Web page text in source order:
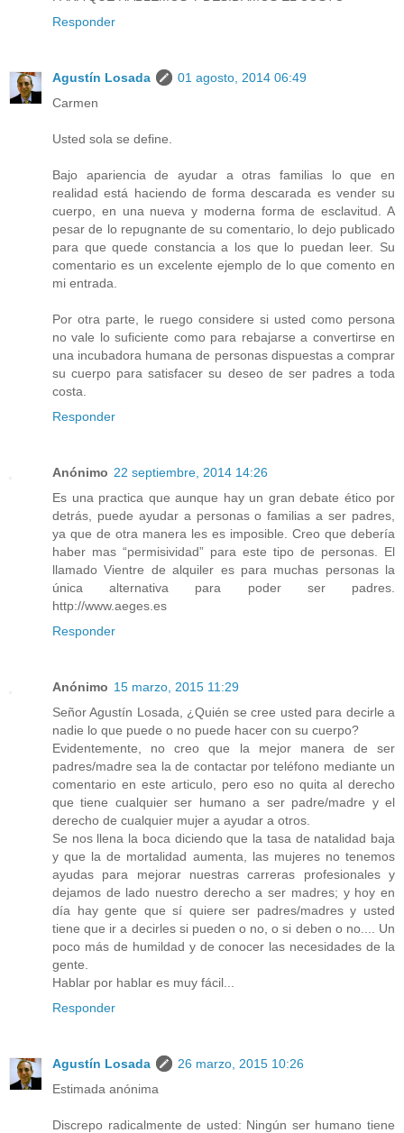
Responder
Agustín Losada
01 agosto, 2014 06:49
Carmen
Usted sola se define.
Bajo apariencia de ayudar a otras familias lo que en
realidad está haciendo de forma descarada es vender su
cuerpo, en una nueva y moderna forma de esclavitud. A
pesar de lo repugnante de su comentario, lo dejo publicado
para que quede constancia a los que lo puedan leer. Su
comentario es un excelente ejemplo de lo que comento en
mi entrada.
Por otra parte, le ruego considere si usted como persona
no vale lo suficiente como para rebajarse a convertirse en
una incubadora humana de personas dispuestas a comprar
su cuerpo para satisfacer su deseo de ser padres a toda
costa.
Responder
Anónimo 22 septiembre, 2014 14:26
Es una practica que aunque hay un gran debate ético por
detrás, puede ayudar a personas o familias a ser padres,
ya que de otra manera les es imposible. Creo que debería
haber mas “permisividad” para este tipo de personas. El
llamado Vientre de alquiler es para muchas personas la
única alternativa para poder ser padres.
http://www.aeges.es
Responder
Anónimo 15 marzo, 2015 11:29
Señor Agustín Losada, ¿Quién se cree usted para decirle a
nadie lo que puede o no puede hacer con su cuerpo?
Evidentemente, no creo que la mejor manera de ser
padres/madre sea la de contactar por teléfono mediante un
comentario en este articulo, pero eso no quita al derecho
que tiene cualquier ser humano a ser padre/madre y el
derecho de cualquier mujer a ayudar a otros.
Se nos llena la boca diciendo que la tasa de natalidad baja
y que la de mortalidad aumenta, las mujeres no tenemos
ayudas para mejorar nuestras carreras profesionales y
dejamos de lado nuestro derecho a ser madres; y hoy en
día hay gente que sí quiere ser padres/madres y usted
tiene que ir a decirles si pueden o no, o si deben o no.... Un
poco más de humildad y de conocer las necesidades de la
gente.
Hablar por hablar es muy fácil...
Responder
Agustín Losada
26 marzo, 2015 10:26
Estimada anónima
Discrepo radicalmente de usted: Ningún ser humano tiene